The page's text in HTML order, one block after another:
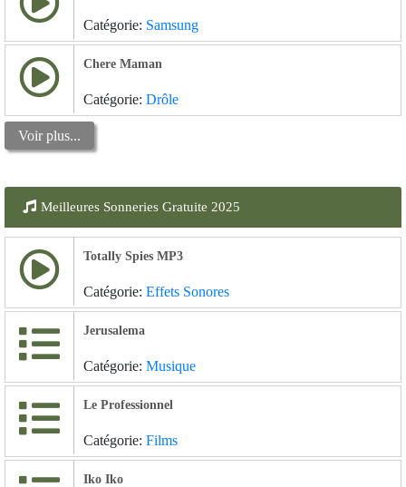
Catégorie: Samsung
Chere Maman
Catégorie: Drôle
Voir plus...
Meilleures Sonneries Gratuite 2025
Totally Spies MP3
Catégorie: Effets Sonores
Jerusalema
Catégorie: Musique
Le Professionnel
Catégorie: Films
Iko Iko